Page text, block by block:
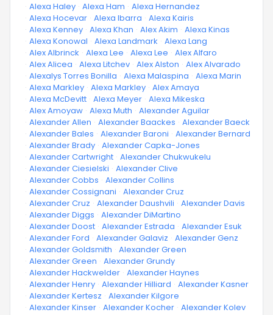
· Alexa Haley · Alexa Ham · Alexa Hernandez
· Alexa Hocevar · Alexa Ibarra · Alexa Kairis
· Alexa Kenney · Alexa Khan · Alex Akim · Alexa Kinas
· Alexa Konowal · Alexa Landmark · Alexa Lang
· Alex Albrinck · Alexa Lee · Alexa Lee · Alex Alfaro
· Alex Alicea · Alexa Litchev · Alex Alston · Alex Alvarado
· Alexalys Torres Bonilla · Alexa Malaspina · Alexa Marin
· Alexa Markley · Alexa Markley · Alex Amaya
· Alexa McDevitt · Alexa Meyer · Alexa Mikeska
· Alex Amoyaw · Alexa Muth · Alexander Aguilar
· Alexander Allen · Alexander Baackes · Alexander Baeck
· Alexander Bales · Alexander Baroni · Alexander Bernard
· Alexander Brady · Alexander Capka-Jones
· Alexander Cartwright · Alexander Chukwukelu
· Alexander Ciesielski · Alexander Clive
· Alexander Cobbs · Alexander Collins
· Alexander Cossignani · Alexander Cruz
· Alexander Cruz · Alexander Daushvili · Alexander Davis
· Alexander Diggs · Alexander DiMartino
· Alexander Doost · Alexander Estrada · Alexander Esuk
· Alexander Ford · Alexander Galaviz · Alexander Genz
· Alexander Goldsmith · Alexander Green
· Alexander Green · Alexander Grundy
· Alexander Hackwelder · Alexander Haynes
· Alexander Henry · Alexander Hilliard · Alexander Kasner
· Alexander Kertesz · Alexander Kilgore
· Alexander Kinser · Alexander Kocher · Alexander Kolev